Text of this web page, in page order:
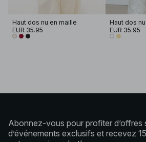
Haut dos nu en maille
EUR 35.95
Haut dos nu
EUR 35.95
Abonnez-vous pour profiter d’offres
d’événements exclusifs et recevez